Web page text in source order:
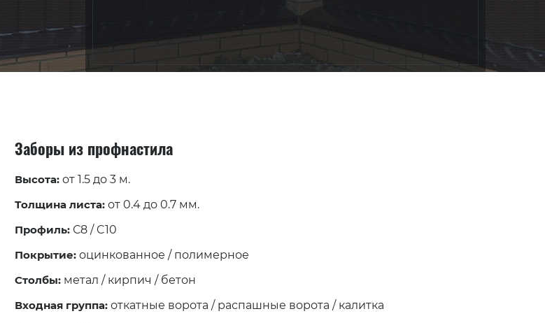
Заборы из профнастила
Высота: от 1.5 до 3 м.
Толщина листа: от 0.4 до 0.7 мм.
Профиль: С8 / C10
Покрытие: оцинкованное / полимерное
Столбы: метал / кирпич / бетон
Входная группа: откатные ворота / распашные ворота / калитка